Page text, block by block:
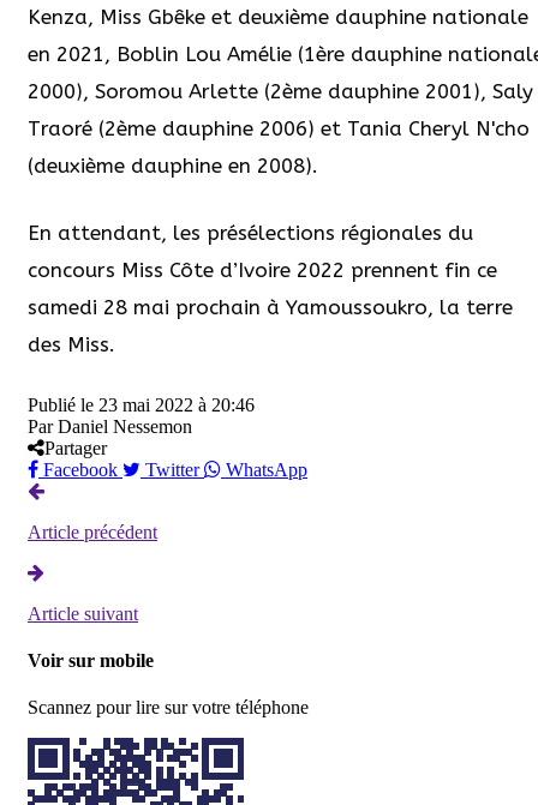
Kenza, Miss Gbêke et deuxième dauphine nationale
en 2021, Boblin Lou Amélie (1ère dauphine
2000), Soromou Arlette (2ème dauphine 2001), Saly
Traoré (2ème dauphine 2006) et Tania Cheryl N'cho
(deuxième dauphine en 2008).
En attendant, les présélections régionales du
concours Miss Côte d’Ivoire 2022 prennent fin ce
samedi 28 mai prochain à Yamoussoukro, la terre
des Miss.
Publié le 23 mai 2022 à 20:46
Par Daniel Nessemon
Partager
Facebook
Twitter WhatsApp
Article précédent
Article suivant
Voir sur mobile
Scannez pour lire sur votre téléphone